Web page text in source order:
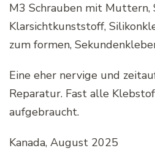
M3 Schrauben mit Muttern,
Klarsichtkunststoff,
zum formen,
Eine eher nervige und
Reparatur. Fast alle
aufgebraucht.
Kanada, August 2025